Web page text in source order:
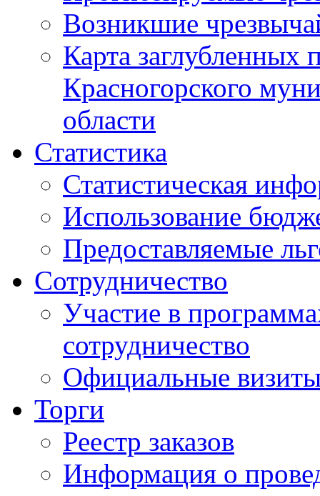
Возникшие
Карта
Красногорского
области
Статистика
Статистическая
Использование
Предоставляемые
Сотрудничество
Участие в
сотрудничество
Официальные
Торги
Реестр заказов
Информация о